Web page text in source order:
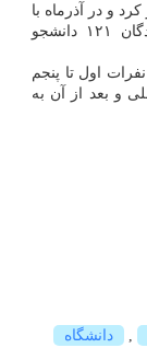
و در آذرماه با
حضور داوران بین المللی از میان شرکت کنندگان ۱۲۱ دانشجو
اول تا پنجم
و بعد از آن به
دانشگاه